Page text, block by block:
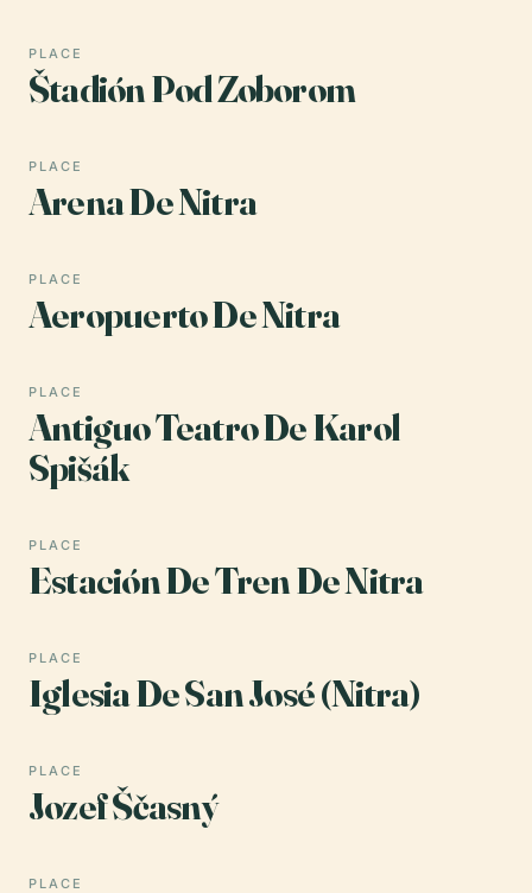
PLACE
Štadión Pod Zoborom
PLACE
Arena De Nitra
PLACE
Aeropuerto De Nitra
PLACE
Antiguo Teatro De Karol
Spišák
PLACE
Estación De Tren De Nitra
PLACE
Iglesia De San José (Nitra)
PLACE
Jozef Ščasný
PLACE